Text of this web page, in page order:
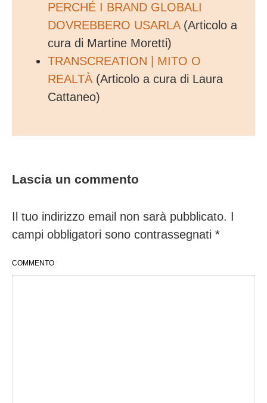
PERCHÉ I BRAND GLOBALI
DOVREBBERO USARLA(Articolo a
cura di Martine Moretti)
TRANSCREATION | MITO O
REALTÀ (Articolo a cura di Laura
Cattaneo)
Lascia un commento
Il tuo indirizzo email non sarà pubblicato. I
campi obbligatori sono contrassegnati *
COMMENTO